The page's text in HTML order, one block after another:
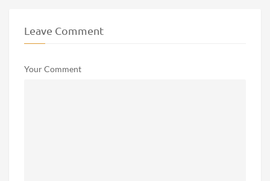
Leave Comment
Your Comment